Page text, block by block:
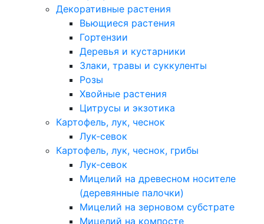
Декоративные растения
Вьющиеся растения
Гортензии
Деревья и кустарники
Злаки, травы и суккуленты
Розы
Хвойные растения
Цитрусы и экзотика
Картофель, лук, чеснок
Лук-севок
Картофель, лук, чеснок, грибы
Лук-севок
Мицелий на древесном носителе
(деревянные палочки)
Мицелий на зерновом субстрате
Мицелий на компосте